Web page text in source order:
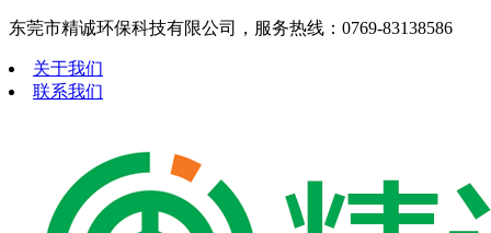
东莞市精诚环保科技有限公司，服务热线：0769-83138586
关于我们
联系我们